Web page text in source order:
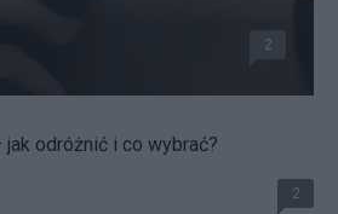
2
jak odróżnić i co wybrać?
2